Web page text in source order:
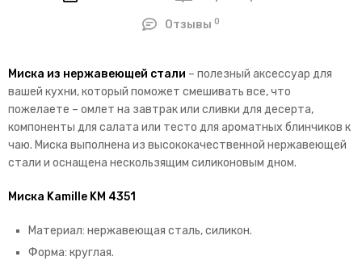
Отзывы0
Миска из нержавеющей стали – полезный аксессуар для
вашей кухни, который поможет смешивать все, что
пожелаете – омлет на завтрак или сливки для десерта,
компоненты для салата или тесто для ароматных блинчиков к
чаю. Миска выполнена из высококачественной нержавеющей
стали и оснащена нескользящим силиконовым дном.
Миска Kamille KM 4351
Материал: нержавеющая сталь, силикон.
Форма: круглая.